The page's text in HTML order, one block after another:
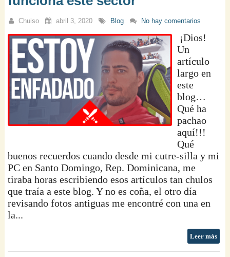
Chuiso abril 3, 2020 Blog No hay comentarios
¡Dios!
Un
artículo
largo en
este
blog…
Qué ha
pachao
aquí!!!
Qué
buenos recuerdos cuando desde mi cutre-silla y mi
PC en Santo Domingo, Rep. Dominicana, me
tiraba horas escribiendo esos artículos tan chulos
que traía a este blog. Y no es coña, el otro día
revisando fotos antiguas me encontré con una en
la...
Leer más